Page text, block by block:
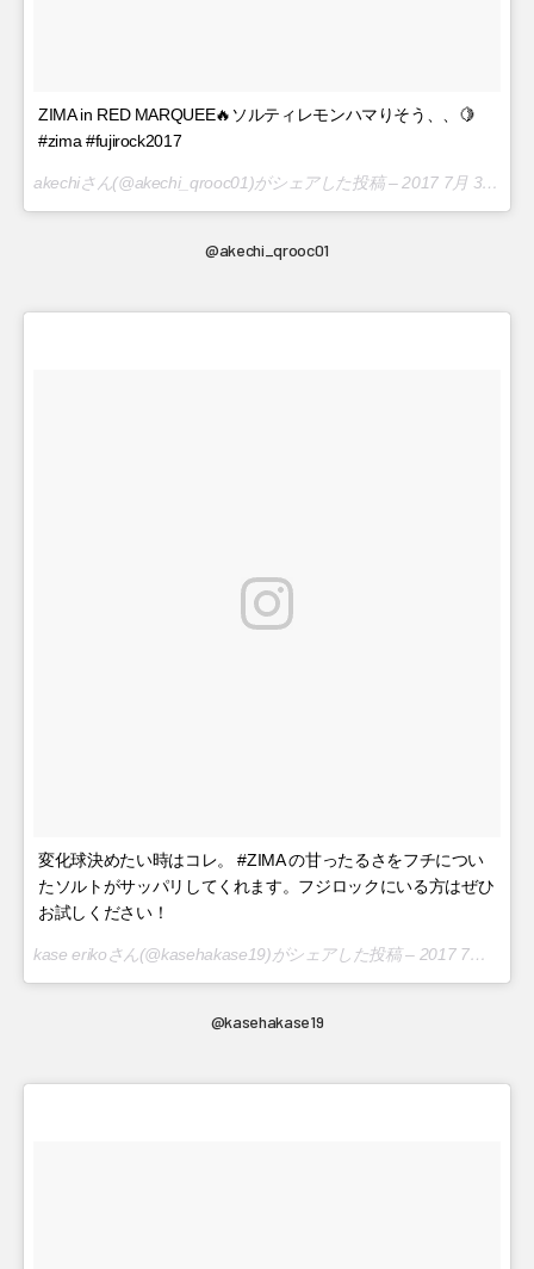
ZIMA in RED MARQUEE🔥ソルティレモンハマりそう、、🍋
#zima #fujirock2017
akechiさん(@akechi_qrooc01)がシェアした投稿 –2017 7月 30 1:40午前 PDT
@akechi_qrooc01
変化球決めたい時はコレ。 #ZIMA の甘ったるさをフチについ
たソルトがサッパリしてくれます。フジロックにいる方はぜひ
お試しください！
kase erikoさん(@kasehakase19)がシェアした投稿 – 2017 7月 29 5:11午後 PDT
@kasehakase19